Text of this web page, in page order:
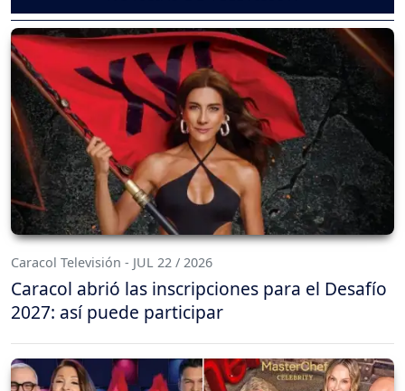
Caracol Televisión - JUL 22 / 2026
Caracol abrió las inscripciones para el Desafío
2027: así puede participar